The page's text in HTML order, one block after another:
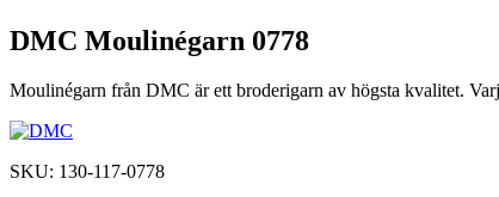
DMC Moulinégarn 0778
Moulinégarn från DMC är ett broderigarn av högsta kvalitet.
SKU: 130-117-0778